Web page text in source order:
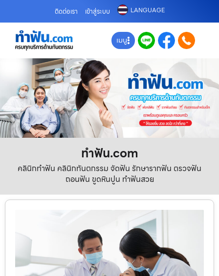
ติดต่อเรา เข้าสู่ระบบ LANGUAGE
เมนู
ทําฟัน.com
คลินิกทำฟัน คลินิกทันตกรรม จัดฟัน รักษารากฟัน ตรวจฟัน
ถอนฟัน ขูดหินปูน ทำฟันสวย